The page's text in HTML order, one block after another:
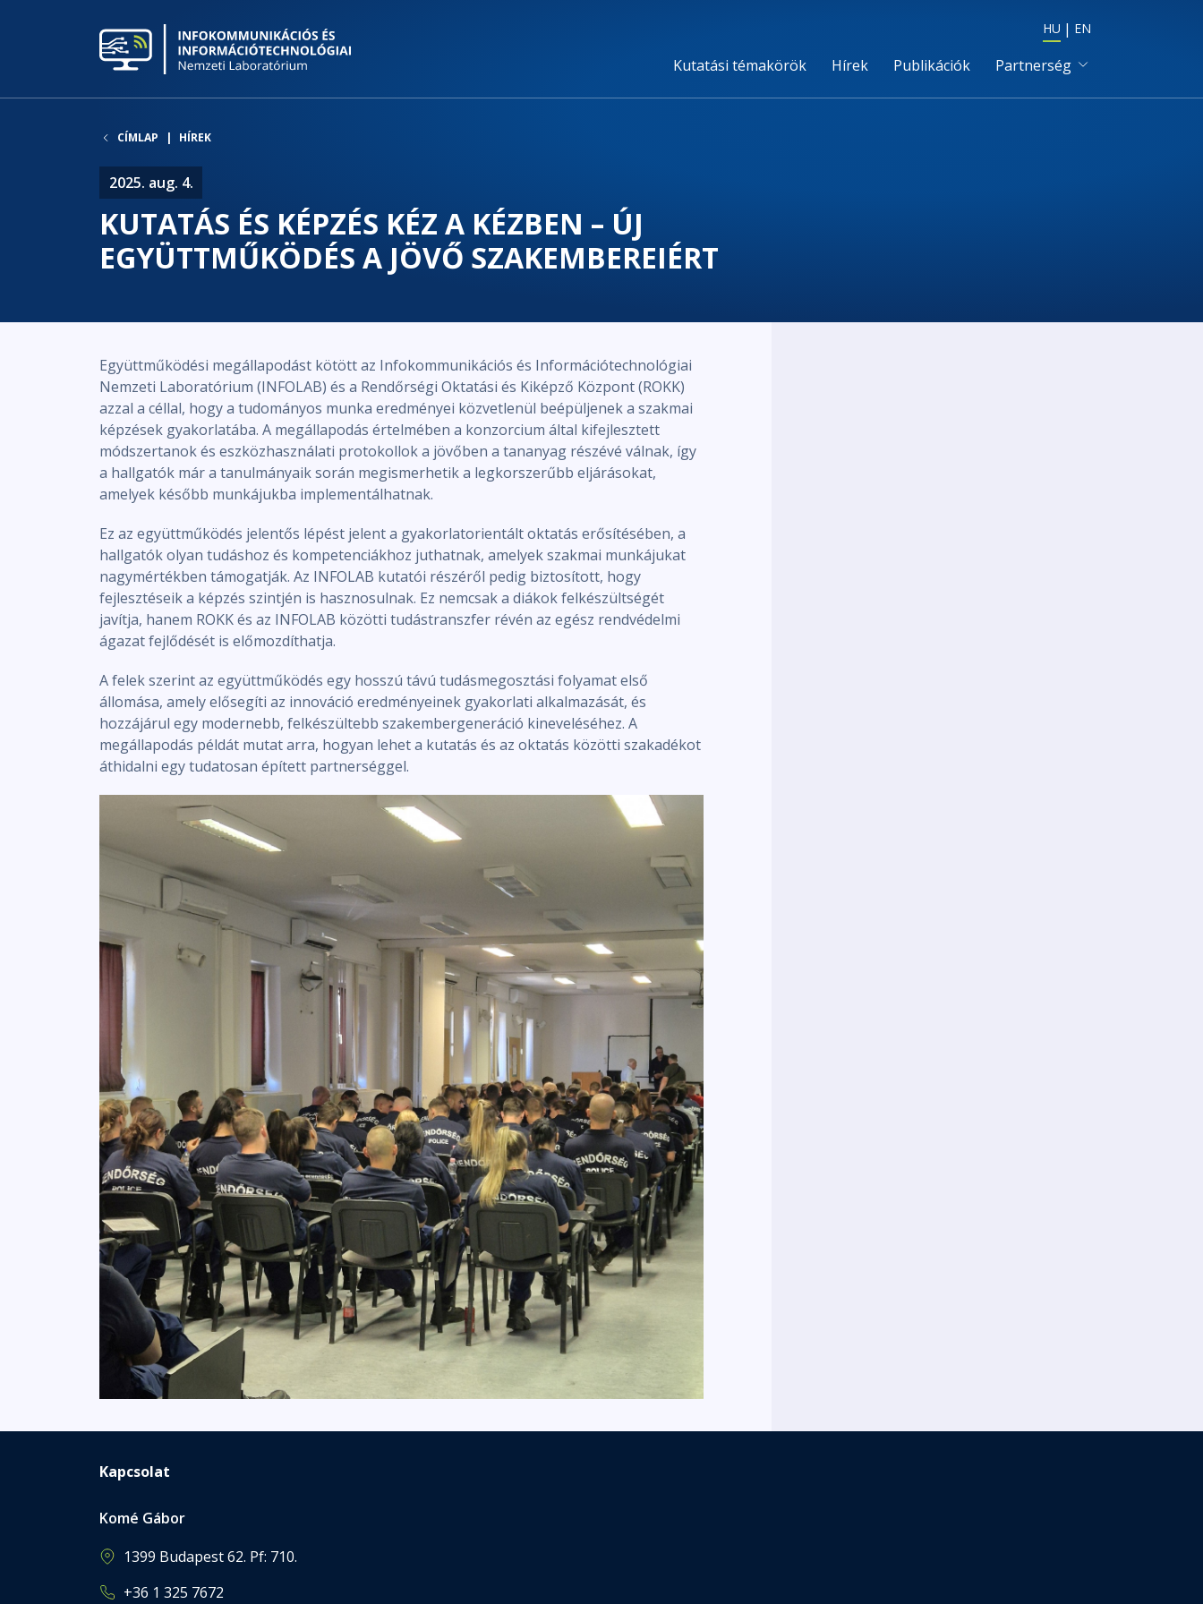
HU EN
Kutatási témakörök Hírek Publikációk Partnerség
CÍMLAP HÍREK
2025. aug. 4.
KUTATÁS ÉS KÉPZÉS KÉZ A KÉZBEN – ÚJ
EGYÜTTMŰKÖDÉS A JÖVŐ SZAKEMBEREIÉRT
Együttműködési megállapodást kötött az Infokommunikációs és Információtechnológiai
Nemzeti Laboratórium (INFOLAB) és a Rendőrségi Oktatási és Kiképző Központ (ROKK)
azzal a céllal, hogy a tudományos munka eredményei közvetlenül beépüljenek a szakmai
képzések gyakorlatába. A megállapodás értelmében a konzorcium által kifejlesztett
módszertanok és eszközhasználati protokollok a jövőben a tananyag részévé válnak, így
a hallgatók már a tanulmányaik során megismerhetik a legkorszerűbb eljárásokat,
amelyek később munkájukba implementálhatnak.
Ez az együttműködés jelentős lépést jelent a gyakorlatorientált oktatás erősítésében, a
hallgatók olyan tudáshoz és kompetenciákhoz juthatnak, amelyek szakmai munkájukat
nagymértékben támogatják. Az INFOLAB kutatói részéről pedig biztosított, hogy
fejlesztéseik a képzés szintjén is hasznosulnak. Ez nemcsak a diákok felkészültségét
javítja, hanem ROKK és az INFOLAB közötti tudástranszfer révén az egész rendvédelmi
ágazat fejlődését is előmozdíthatja.
A felek szerint az együttműködés egy hosszú távú tudásmegosztási folyamat első
állomása, amely elősegíti az innováció eredményeinek gyakorlati alkalmazását, és
hozzájárul egy modernebb, felkészültebb szakembergeneráció kineveléséhez. A
megállapodás példát mutat arra, hogyan lehet a kutatás és az oktatás közötti szakadékot
áthidalni egy tudatosan épített partnerséggel.
Kapcsolat
Komé Gábor
1399 Budapest 62. Pf: 710.
+36 1 325 7672